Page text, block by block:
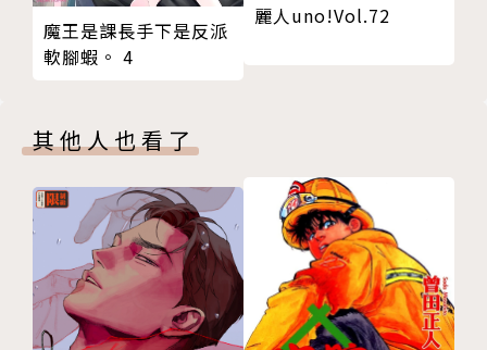
魔王是課長手下是反派
軟腳蝦。 4
麗人uno!Vol.72
其他人也看了